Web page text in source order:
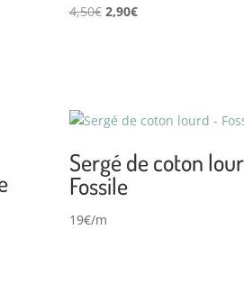
4,50€ Le
2,90€Le
Sergé de coton
Fossile
19€/m